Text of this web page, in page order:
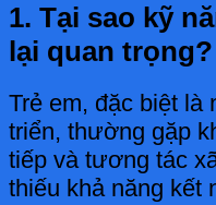
1. Tại sao kỹ
lại quan trọng?
Trẻ em, đặc biệt là
triển, thường gặp
tiếp và tương tác
thiếu khả năng kết